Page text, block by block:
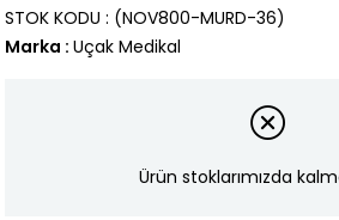
(NOV800-MURD-36)
STOK KODU
Marka : Uçak Medikal
Ürün stoklarımızda